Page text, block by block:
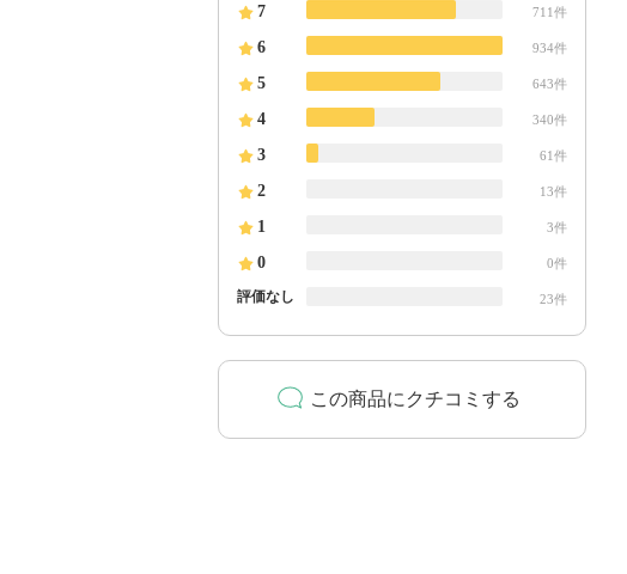
7 711件
6 934件
5 643件
4 340件
3 61件
2 13件
1 3件
0 0件
評価なし 23件
この商品にクチコミする